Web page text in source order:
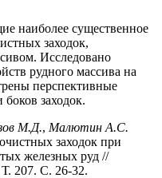
наиболее существенное
заходок,
Исследовано
рудного массива на
перспективные
заходок.
М.Д., Малютин А.С.
заходок при
железных руд //
207. С. 26-32.